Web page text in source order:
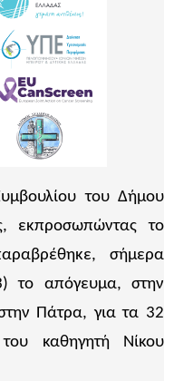
του Δήμου
εκπροσωπώντας το
σήμερα
το απόγευμα, στην
Πάτρα, για τα 32
καθηγητή Νίκου